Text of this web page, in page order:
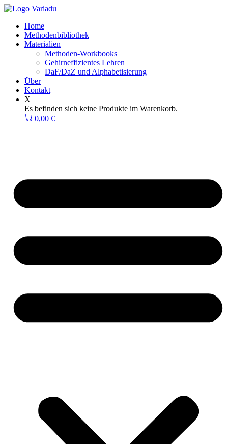
Zum
springenHome
Methodenbibliothek
Materialien
Methoden-Workbooks
Gehirneffizientes Lehren
DaF/DaZ und Alphabetisierung
Über
Kontakt
X
Es befinden sich keine Produkte im Warenkorb.
0,00 €